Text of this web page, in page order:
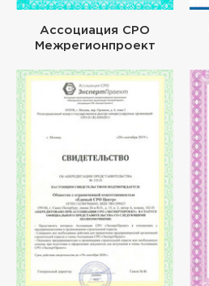
Ассоциация СРО
Межрегионпроект